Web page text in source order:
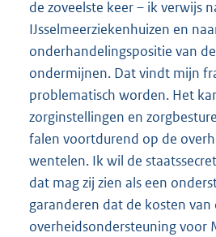
de zoveelste keer – ik verwijs
IJsselmeerziekenhuizen en
onderhandelingspositie van
ondermijnen. Dat vindt mijn
problematisch worden. Het
zorginstellingen en
falen voortdurend op de
wentelen. Ik wil de
dat mag zij zien als een
garanderen dat de kosten van
overheidsondersteuning voor